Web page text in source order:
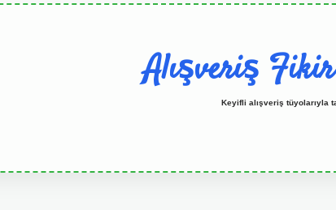
Alışveriş
Keyifli alışveriş tüyolarıyla